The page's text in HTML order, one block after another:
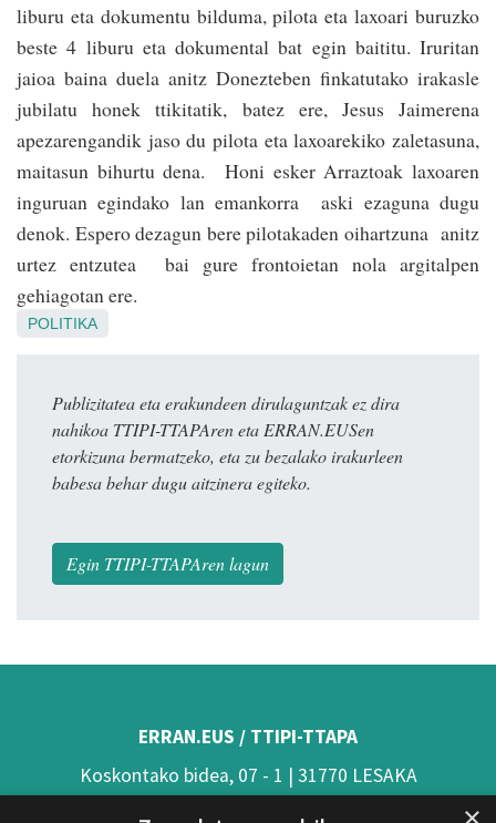
liburu eta dokumentu bilduma, pilota eta laxoari buruzko
beste 4 liburu eta doku­mental bat egin baititu. Iruritan
jaioa baina duela anitz Donezteben finkatutako irakasle
jubilatu honek ttikitatik, batez ere, Jesus Jaimerena
apezarengandik jaso du pilota eta laxoarekiko zaletasuna,
maitasun bihurtu dena. Honi esker Arraztoak la­xoa­­ren
inguruan egindako lan emankorra aski ezaguna dugu
denok. Espero dezagun bere pilotakaden oihartzuna anitz
urtez entzutea bai gure frontoietan nola argitalpen
gehiagotan ere.
POLITIKA
Publizitatea eta erakundeen dirulaguntzak ez dira
nahikoa TTIPI-TTAPAren eta ERRAN.EUSen
etorkizuna bermatzeko, eta zu bezalako irakurleen
babesa behar dugu aitzinera egiteko.
Egin TTIPI-TTAPAren lagun
ERRAN.EUS / TTIPI-TTAPA
Koskontako bidea, 07 - 1 | 31770 LESAKA
(Nafarroa)